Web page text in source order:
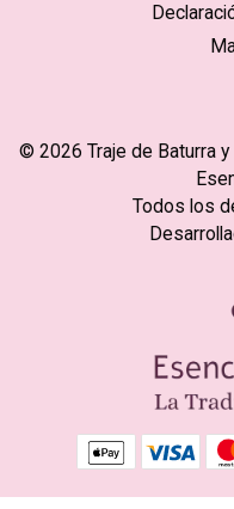
© 2026 Traje de Baturra
Todos los